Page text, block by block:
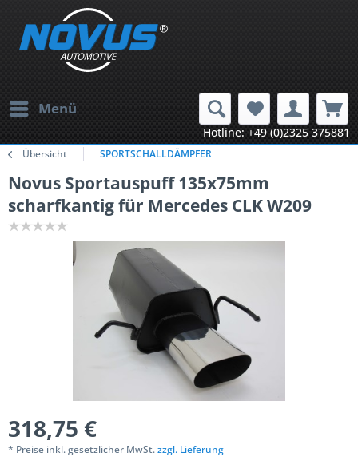
Menü
Hotline: +49 (0)2325 375881
Übersicht SPORTSCHALLDÄMPFER
Novus Sportauspuff 135x75mm
scharfkantig für Mercedes CLK W209
318,75 €
* Preise inkl. gesetzlicher MwSt.zzgl. Lieferung